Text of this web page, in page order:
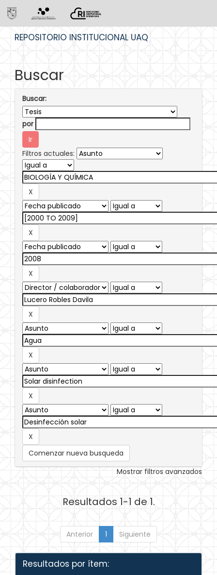
REPOSITORIO INSTITUCIONAL UAQ
Buscar
Buscar:
por
Filtros actuales:
Comenzar nueva busqueda
Mostrar filtros avanzados
Resultados 1-1 de 1.
Anterior 1 Siguiente
Resultados por ítem: